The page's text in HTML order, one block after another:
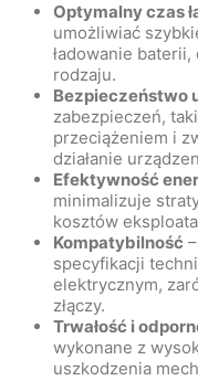
Optymalny czas
umożliwiać
ładowanie
rodzaju.
Bezpieczeństwo
zabezpieczeń,
przeciążeniem i
działanie
Efektywność
minimalizuje
kosztów
Kompatybilność
specyfikacji
elektrycznym,
złączy.
Trwałość i
wykonane z
uszkodzenia